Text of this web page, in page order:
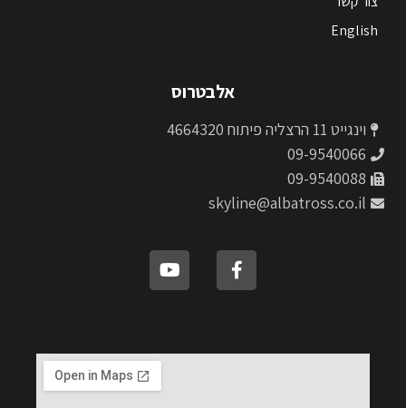
English
אלבטרוס
וינגייט 11 הרצליה פיתוח 4664320
09-9540066
09-9540088
skyline@albatross.co.il